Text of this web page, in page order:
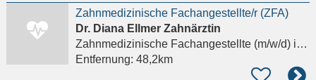
Zahnmedizinische Fachangestellte/r (ZFA)
Dr. Diana Ellmer Zahnärztin
Zahnmedizinische Fachangestellte (m/w/d)in Wismar
Entfernung: 48,2km